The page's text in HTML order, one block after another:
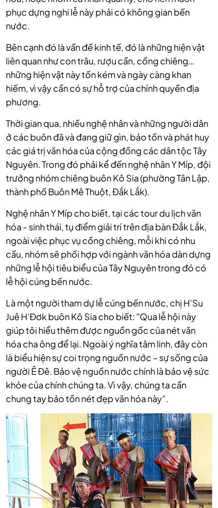
phục dựng nghi lễ này phải có không gian bến
nước.
Bên cạnh đó là vấn đề kinh tế, đó là những hiện vật
liên quan như con trâu, rượu cần, cồng chiêng…
những hiện vật này tốn kém và ngày càng khan
hiếm, vì vậy cần có sự hỗ trợ của chính quyền địa
phương.
Thời gian qua, nhiều nghệ nhân và những người dân
ở các buôn đã và đang giữ gìn, bảo tồn và phát huy
các giá trị văn hóa của cộng đồng các dân tộc Tây
Nguyên. Trong đó phải kể đến nghệ nhân Y Míp, đội
trưởng nhóm chiêng buôn Kô Sia (phường Tân Lập,
thành phố Buôn Mê Thuột, Đắk Lắk).
Nghệ nhân Y Míp cho biết, tại các tour du lịch văn
hóa - sinh thái, tụ điểm giải trí trên địa bàn Ðắk Lắk,
ngoài việc phục vụ cồng chiêng, mỗi khi có nhu
cầu, nhóm sẽ phối hợp với ngành văn hóa dàn dựng
những lễ hội tiêu biểu của Tây Nguyên trong đó có
lễ hội cúng bến nước.
Là một người tham dự lễ cúng bến nước, chị H’Su
Juê H’Đơk buôn Kô Sia cho biết: "Qua lễ hội này
giúp tôi hiểu thêm được nguồn gốc của nét văn
hóa cha ông để lại. Ngoài ý nghĩa tâm linh, đây còn
là biểu hiện sự coi trọng nguồn nước – sự sống của
người Ê Đê. Bảo vệ nguồn nước chính là bảo vệ sức
khỏe của chính chúng ta. Vì vậy, chúng ta cần
chung tay bảo tồn nét đẹp văn hóa này”.